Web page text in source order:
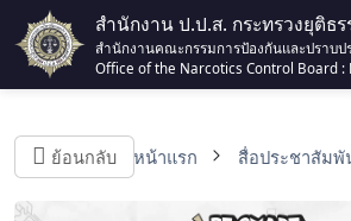
สำนักงาน ป.ป.ส. กระทรวงยุติธร
สำนักงานคณะกรรมการป้องกันและปราบป
Office of the Narcotics Control Board :
ย้อนกลับ หน้าแรก สื่อประชาสัมพั